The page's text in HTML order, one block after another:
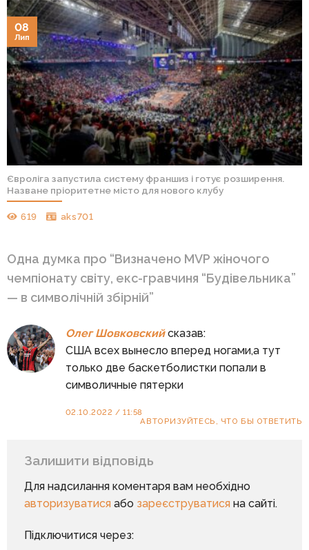
Євроліга запустила систему франшиз і готує розширення.
Назване пріоритетне місто для нового клубу
619 aks701
08
Лип
Одна думка про “Визначено MVP жіночого
чемпіонату світу, екс-гравчиня “Будівельника”
— в символічній збірній”
Олег Шовковский сказав:
США всех вынесло вперед ногами,а тут
только две баскетболистки попали в
символичные пятерки
02.10.2022 / 11:58
АВТОРИЗУЙТЕСЬ, ЧТО БЫ ОТВЕТИТЬ
Залишити відповідь
Для надсилання коментаря вам необхідно
авторизуватисяабо зареєструватисяна сайті.
Підключитися через: